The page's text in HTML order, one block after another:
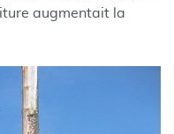
augmentait la